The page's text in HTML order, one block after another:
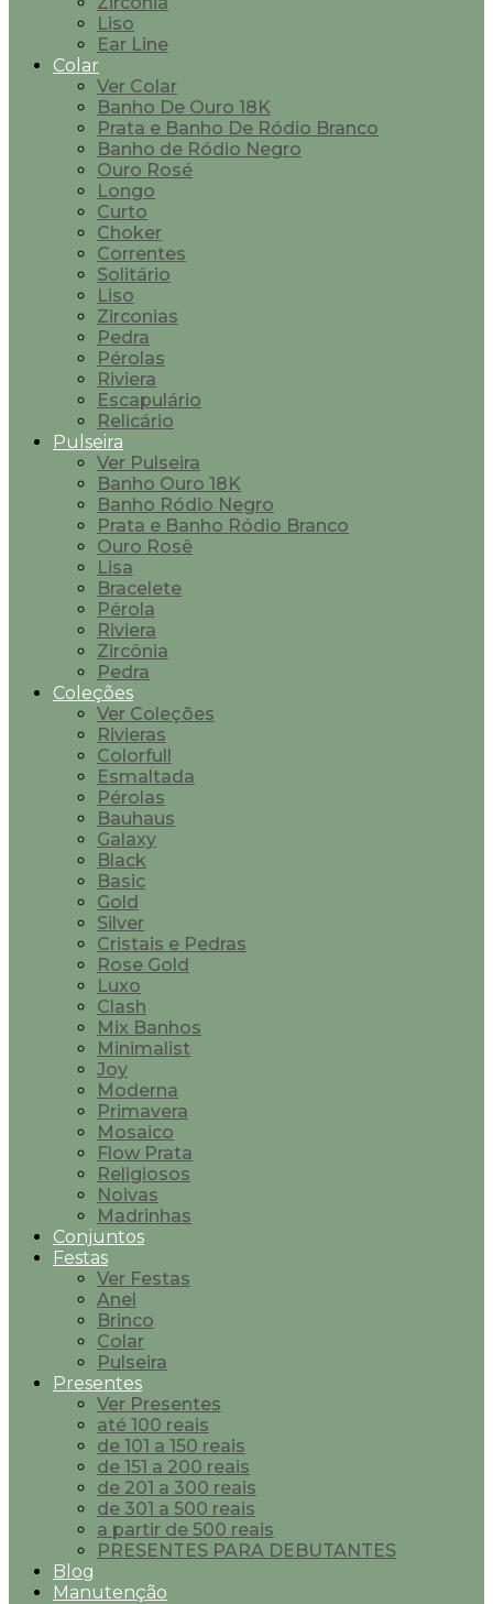
Liso
Ear Line
Colar
Ver Colar
Banho De Ouro 18K
Prata e Banho De Ródio Branco
Banho de Ródio Negro
Ouro Rosé
Longo
Curto
Choker
Correntes
Solitário
Liso
Zirconias
Pedra
Pérolas
Riviera
Escapulário
Relicário
Pulseira
Ver Pulseira
Banho Ouro 18K
Banho Ródio Negro
Prata e Banho Ródio Branco
Ouro Rosê
Lisa
Bracelete
Pérola
Riviera
Zircônia
Pedra
Coleções
Ver Coleções
Rivieras
Colorfull
Esmaltada
Pérolas
Bauhaus
Galaxy
Black
Basic
Gold
Silver
Cristais e Pedras
Rose Gold
Luxo
Clash
Mix Banhos
Minimalist
Joy
Moderna
Primavera
Mosaico
Flow Prata
Religiosos
Noivas
Madrinhas
Conjuntos
Festas
Ver Festas
Anel
Brinco
Colar
Pulseira
Presentes
Ver Presentes
até 100 reais
de 101 a 150 reais
de 151 a 200 reais
de 201 a 300 reais
de 301 a 500 reais
a partir de 500 reais
PRESENTES PARA DEBUTANTES
Blog
Manutenção